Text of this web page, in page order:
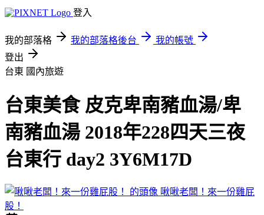
登入
我的部落格 我的部落格後台
我的帳號
登出
台東 國內旅遊
台東美食 皮克卑南豬血湯/卑
南豬血湯 2018年228四天三夜
台東行 day2 3Y6M17D
啾啾老闆！來一份雞屁
股！